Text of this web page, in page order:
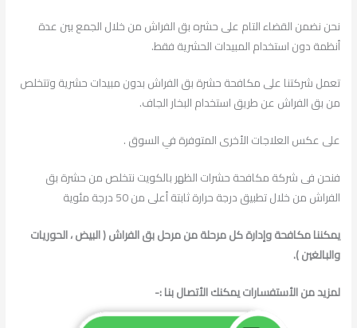
نحن نضمن القضاء التام على حشره بق الفراش من خلال الجمع بين عدة
أنظمة دون استخدام المبيدات الحشرية فقط.
تعمل شركتنا على مكافحة حشرة بق الفراش بدون مبيدات حشرية وتتخلص
من بق الفراش عن طريق استخدام البخار الجاف.
على عكس العلاجات الأخرى المتوفرة في السوق .
فنحن فى شركة مكافحة حشرات الظهر بالكويت نتخلص من حشرة بق
الفراش من خلال تطبيق درجة حرارة ثابتة أعلى من 50 درجة مئوية
يمكننا مكافحة وإدارة كل مرحلة من مرحل بق الفراش ( البيض ، الحوريات
والبالغين ).
لمزيد من الأستفسارات يمكنك الأتصال بنا :-